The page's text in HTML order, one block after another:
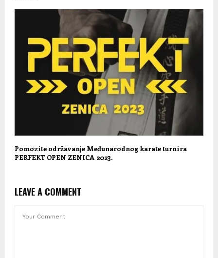
Pomozite održavanje Međunarodnog karate turnira
PERFEKT OPEN ZENICA 2023.
LEAVE A COMMENT